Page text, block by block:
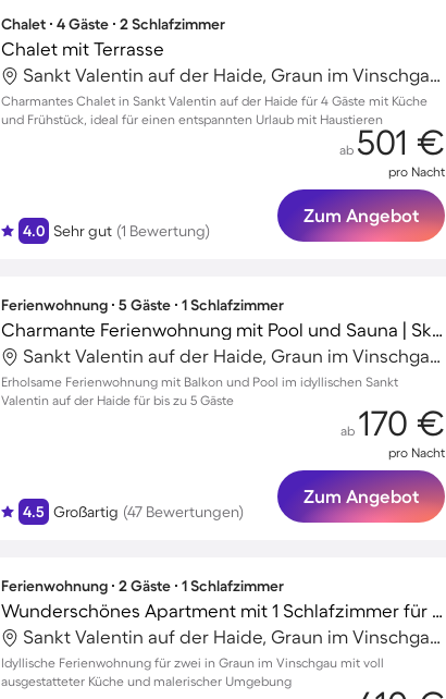
Chalet ∙ 4 Gäste ∙ 2 Schlafzimmer
Chalet mit Terrasse
Sankt Valentin auf der Haide, Graun im Vinschgau, Italien
Charmantes Chalet in Sankt Valentin auf der Haide für 4 Gäste mit Küche
und Frühstück, ideal für einen entspannten Urlaub mit Haustieren
4.0 Sehr gut (1 Bewertung)
ab 501 €
pro Nacht
Zum Angebot
Ferienwohnung ∙ 5 Gäste ∙ 1 Schlafzimmer
Charmante Ferienwohnung mit Pool und Sauna | Skifahren in der Nähe | Perfekt für die Arbeit von Zuhause
Sankt Valentin auf der Haide, Graun im Vinschgau, Italien
Erholsame Ferienwohnung mit Balkon und Pool im idyllischen Sankt
Valentin auf der Haide für bis zu 5 Gäste
4.5 Großartig (47 Bewertungen)
ab 170 €
pro Nacht
Zum Angebot
Ferienwohnung ∙ 2 Gäste ∙ 1 Schlafzimmer
Wunderschönes Apartment mit 1 Schlafzimmer für 2 Personen
Sankt Valentin auf der Haide, Graun im Vinschgau, Italien
Idyllische Ferienwohnung für zwei in Graun im Vinschgau mit voll
ausgestatteter Küche und malerischer Umgebung